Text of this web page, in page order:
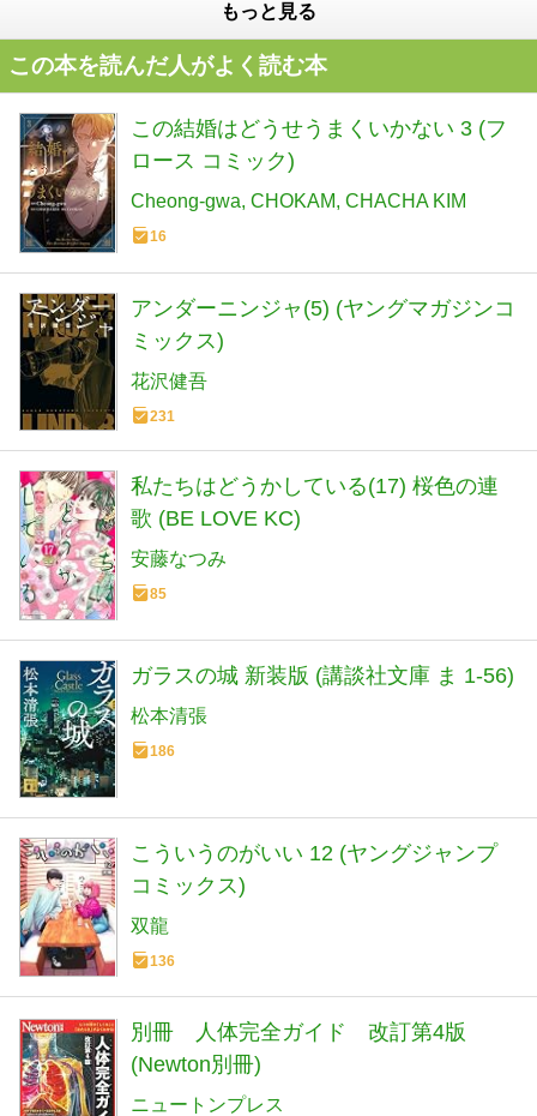
もっと見る
この本を読んだ人がよく読む本
この結婚はどうせうまくいかない 3 (フ
ロース コミック)
Cheong-gwa CHOKAM CHACHA KIM
16
アンダーニンジャ(5) (ヤングマガジンコ
ミックス)
花沢健吾
231
私たちはどうかしている(17) 桜色の連
歌 (BE LOVE KC)
安藤なつみ
85
ガラスの城 新装版 (講談社文庫 ま 1-56)
松本清張
186
こういうのがいい 12 (ヤングジャンプ
コミックス)
双龍
136
別冊 人体完全ガイド 改訂第4版
(Newton別冊)
ニュートンプレス